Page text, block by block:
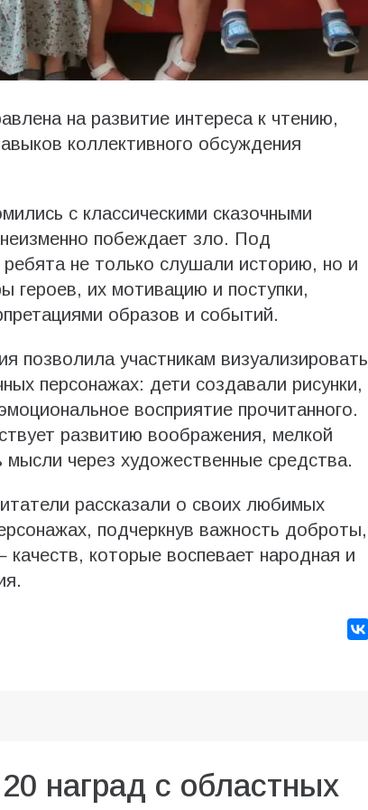
на развитие интереса к чтению,
коллективного обсуждения
с классическими сказочными
побеждает зло. Под
не только слушали историю, но и
героев, их мотивацию и поступки,
образов и событий.
позволила участникам визуализировать
персонажах: дети создавали рисунки,
восприятие прочитанного.
развитию воображения, мелкой
через художественные средства.
рассказали о своих любимых
подчеркнув важность доброты,
которые воспевает народная и
наград с областных